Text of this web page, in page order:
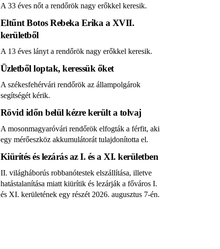
A 33 éves nőt a rendőrök nagy erőkkel keresik.
Eltűnt Botos Rebeka Erika a XVII.
kerületből
A 13 éves lányt a rendőrök nagy erőkkel keresik.
Üzletből loptak, keressük őket
A székesfehérvári rendőrök az állampolgárok
segítségét kérik.
Rövid időn belül kézre került a tolvaj
A mosonmagyaróvári rendőrök elfogták a férfit, aki
egy mérőeszköz akkumulátorát tulajdonította el.
Kiürítés és lezárás az I. és a XI. kerületben
II. világháborús robbanótestek elszállítása, illetve
hatástalanítása miatt kiürítik és lezárják a főváros I.
és XI. kerületének egy részét 2026. augusztus 7-én.